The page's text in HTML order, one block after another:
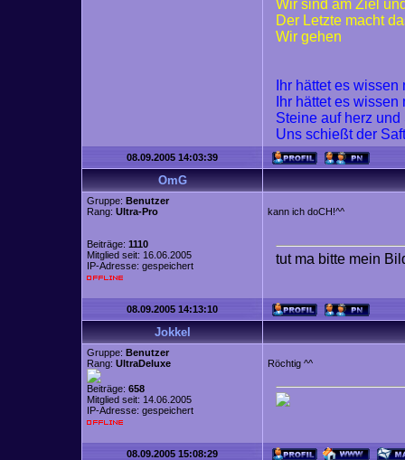
Wir sind am Ziel
Der Letzte macht
Wir gehen
Ihr hättet es wissen
Ihr hättet es wissen
Steine auf herz und
Uns schießt der
08.09.2005 14:03:39
OmG
Gruppe: Benutzer
Rang: Ultra-Pro
Beiträge: 1110
Mitglied seit: 16.06.2005
IP-Adresse: gespeichert
kann ich doCH!^^
tut ma bitte mein
08.09.2005 14:13:10
Jokkel
Gruppe: Benutzer
Rang: UltraDeluxe
Beiträge: 658
Mitglied seit: 14.06.2005
IP-Adresse: gespeichert
Röchtig ^^
08.09.2005 15:08:29